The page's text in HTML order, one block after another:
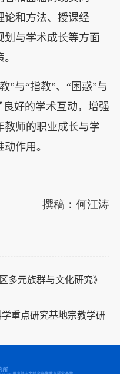
论和方法、授课经
划与学术成长等方面
”与“指教”、“困惑”与
良好的学术互动，增强
教师的职业成长与学
作用。
撰稿：何江涛
多元族群与文化研究》
重点研究基地宗教学研